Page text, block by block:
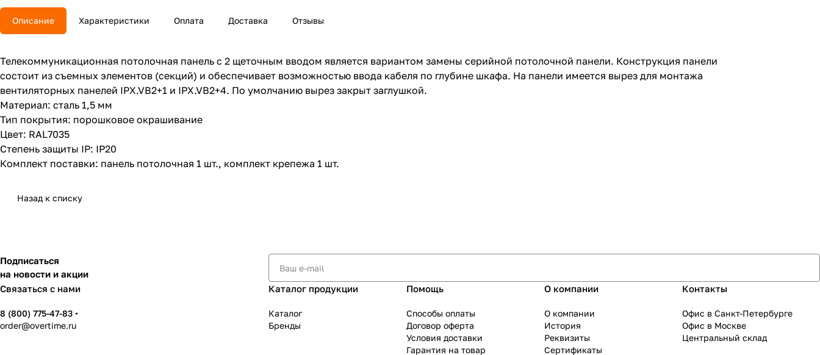
Описание Характеристики Оплата Доставка Отзывы
Телекоммуникационная потолочная панель с 2 щеточным вводом является вариантом замены серийной потолочной панели. Конструкция панели
состоит из съемных элементов (секций) и обеспечивает возможностью ввода кабеля по глубине шкафа. На панели имеется вырез для монтажа
вентиляторных панелей IPX.VB2+1 и IPX.VB2+4. По умолчанию вырез закрыт заглушкой.
Материал: сталь 1,5 мм
Тип покрытия: порошковое окрашивание
Цвет: RAL7035
Степень защиты IP: IP20
Комплект поставки: панель потолочная 1 шт., комплект крепежа 1 шт.
Назад к списку
Подписаться
на новости и акции
Связаться с нами
8 (800) 775-47-83
order@overtime.ru
Каталог продукции
Каталог
Бренды
Помощь
Способы оплаты
Договор оферта
Условия доставки
Гарантия на товар
О компании
О компании
История
Реквизиты
Сертификаты
Контакты
Офис в Санкт-Петербурге
Офис в Москве
Центральный склад